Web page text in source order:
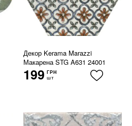
Декор Kerama Marazzi
Макарена STG A631 24001
199 ГРН
шт